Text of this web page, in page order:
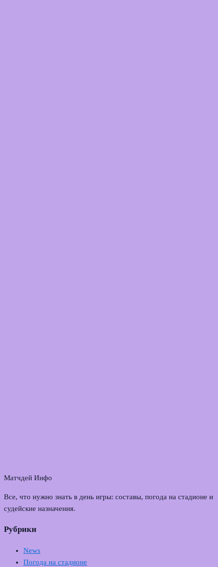
Матчдей Инфо
Все, что нужно знать в день игры: составы, погода на стадионе и
судейские назначения.
Рубрики
News
Погода на стадионе